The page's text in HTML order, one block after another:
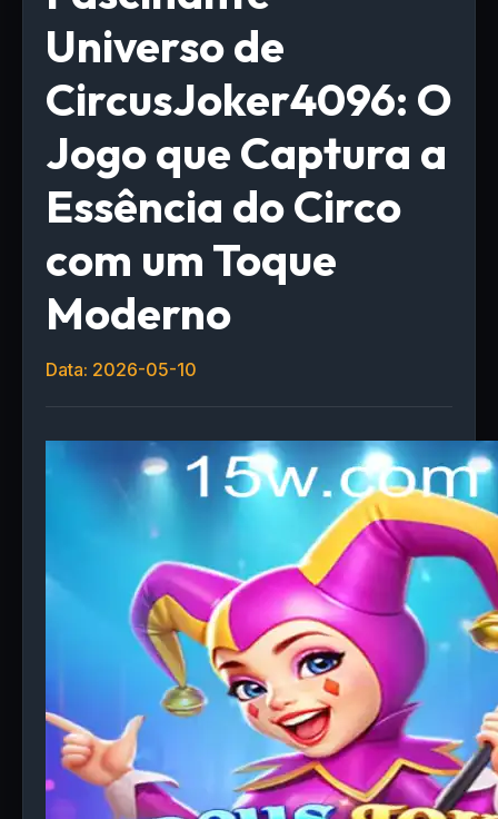
Universo de
CircusJoker4096: O
Jogo que Captura a
Essência do Circo
com um Toque
Moderno
Data: 2026-05-10